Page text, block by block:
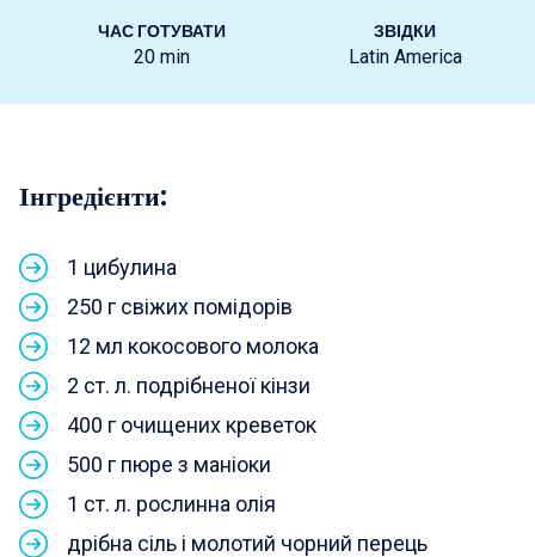
ЧАС ГОТУВАТИ
20 min
ЗВІДКИ
Latin America
Інгредієнти:
1 цибулина
250 г свіжих помідорів
12 мл кокосового молока
2 ст. л. подрібненої кінзи
400 г очищених креветок
500 г пюре з маніоки
1 ст. л. рослинна олія
дрібна сіль і молотий чорний перець